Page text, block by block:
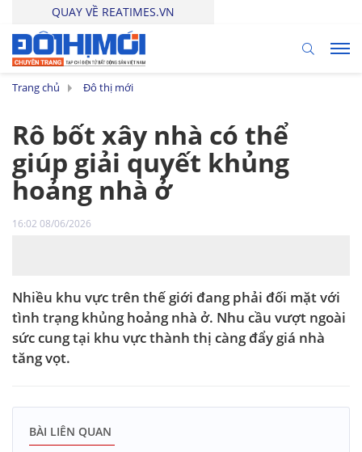
QUAY VỀ REATIMES.VN
Trang chủ Đô thị mới
Rô bốt xây nhà có thể
giúp giải quyết khủng
hoảng nhà ở
16:02 08/06/2026
Nhiều khu vực trên thế giới đang phải đối mặt với
tình trạng khủng hoảng nhà ở. Nhu cầu vượt ngoài
sức cung tại khu vực thành thị càng đẩy giá nhà
tăng vọt.
BÀI LIÊN QUAN